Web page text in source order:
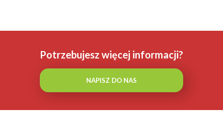
Potrzebujesz więcej informacji?
NAPISZ DO NAS